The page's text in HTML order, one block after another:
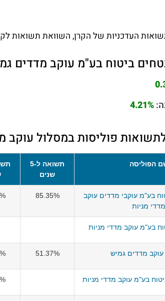
העדכניות של הקרן, השוואת תשואות
ביטוח בע"מ עוקב מדדים
4.21%
פוליסות במסלול
הפוליסה
תשואה ל-5
שנים
בע"מ עוקבי מדדים עוקב
מדדי מניות
85.35%
בע"מ עוקב מדדי מניות
עוקב מדדים גמיש 51.37%
בע"מ עוקב מדדי מניות